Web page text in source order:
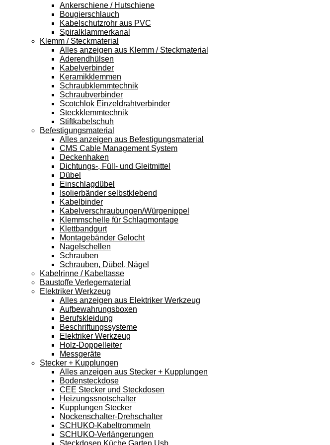
Ankerschiene / Hutschiene
Bougierschlauch
Kabelschutzrohr aus PVC
Spiralklammerkanal
Klemm / Steckmaterial
Alles anzeigen aus Klemm / Steckmaterial
Aderendhülsen
Kabelverbinder
Keramikklemmen
Schraubklemmtechnik
Schraubverbinder
Scotchlok Einzeldrahtverbinder
Steckklemmtechnik
Stiftkabelschuh
Befestigungsmaterial
Alles anzeigen aus Befestigungsmaterial
CMS Cable Management System
Deckenhaken
Dichtungs-, Füll- und Gleitmittel
Dübel
Einschlagdübel
Isolierbänder selbstklebend
Kabelbinder
Kabelverschraubungen/Würgenippel
Klemmschelle für Schlagmontage
Klettbandgurt
Montagebänder Gelocht
Nagelschellen
Schrauben
Schrauben, Dübel, Nägel
Kabelrinne / Kabeltasse
Baustoffe Verlegematerial
Elektriker Werkzeug
Alles anzeigen aus Elektriker Werkzeug
Aufbewahrungsboxen
Berufskleidung
Beschriftungssysteme
Elektriker Werkzeug
Holz-Doppelleiter
Messgeräte
Stecker + Kupplungen
Alles anzeigen aus Stecker + Kupplungen
Bodensteckdose
CEE Stecker und Steckdosen
Heizungssnotschalter
Kupplungen Stecker
Nockenschalter-Drehschalter
SCHUKO-Kabeltrommeln
SCHUKO-Verlängerungen
Steckdosen Küche Garten Usb